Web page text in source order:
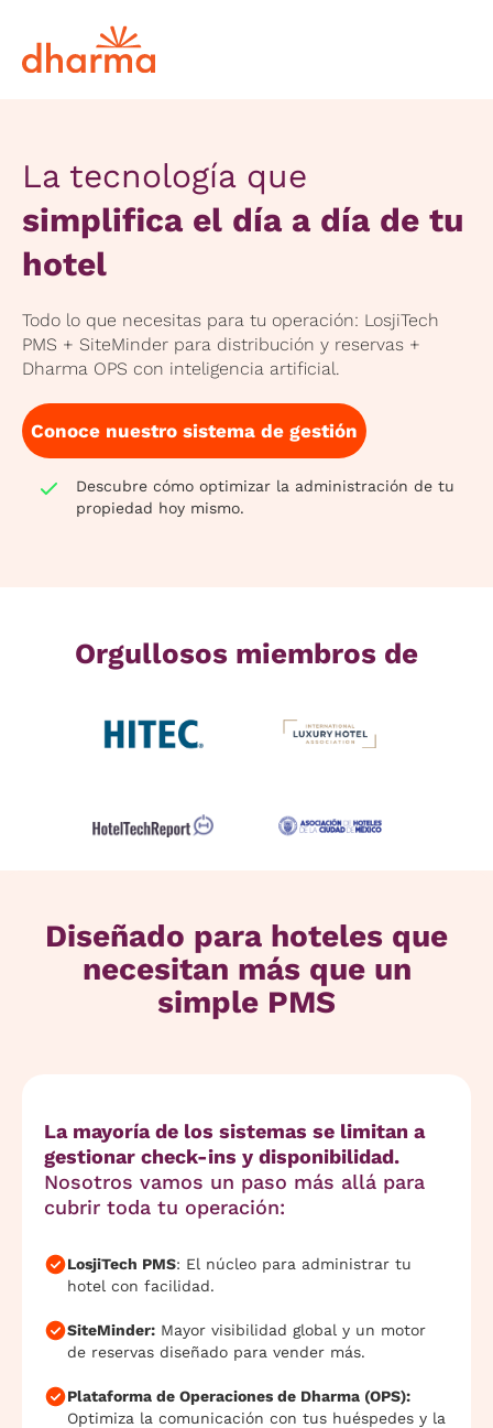
La tecnología que
simplifica el día a día de tu
hotel
Todo lo que necesitas para tu operación: LosjiTech
PMS + SiteMinder para distribución y reservas +
Dharma OPS con inteligencia artificial.
Conoce nuestro sistema de gestión
Descubre cómo optimizar la administración de tu
propiedad hoy mismo.
Orgullosos miembros de
Diseñado para hoteles que
necesitan más que un
simple PMS
La mayoría de los sistemas se limitan a
gestionar check-ins y disponibilidad.
Nosotros vamos un paso más allá para
cubrir toda tu operación:
LosjiTech PMS: El núcleo para administrar tu
hotel con facilidad.
SiteMinder: Mayor visibilidad global y un motor
de reservas diseñado para vender más.
Plataforma de Operaciones de Dharma (OPS):
Optimiza la comunicación con tus huéspedes y la